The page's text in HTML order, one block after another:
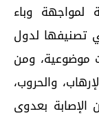
لمواجهة وباء
تصنيفها لدول
موضوعية، ومن
والحروب،
الإصابة بعدوى